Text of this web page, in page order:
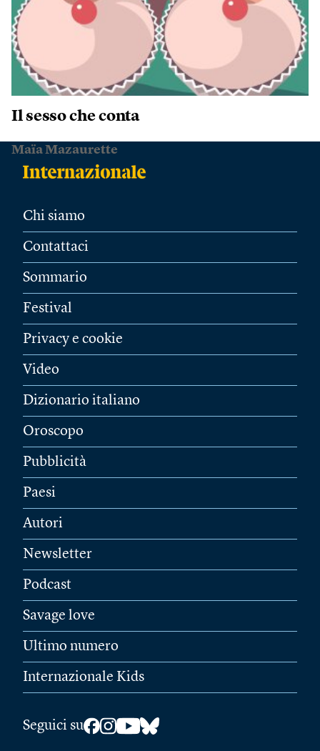
Il sesso che conta
Maïa Mazaurette
Chi siamo
Contattaci
Sommario
Festival
Privacy e cookie
Video
Dizionario italiano
Oroscopo
Pubblicità
Paesi
Autori
Newsletter
Podcast
Savage love
Ultimo numero
Internazionale Kids
Seguici su